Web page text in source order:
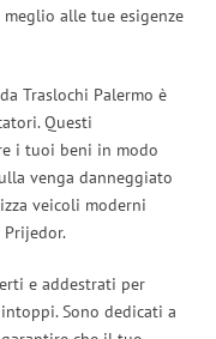
alle tue esigenze
Traslochi Palermo è
Questi
i tuoi beni in modo
venga danneggiato
veicoli moderni
e addestrati per
Sono dedicati a